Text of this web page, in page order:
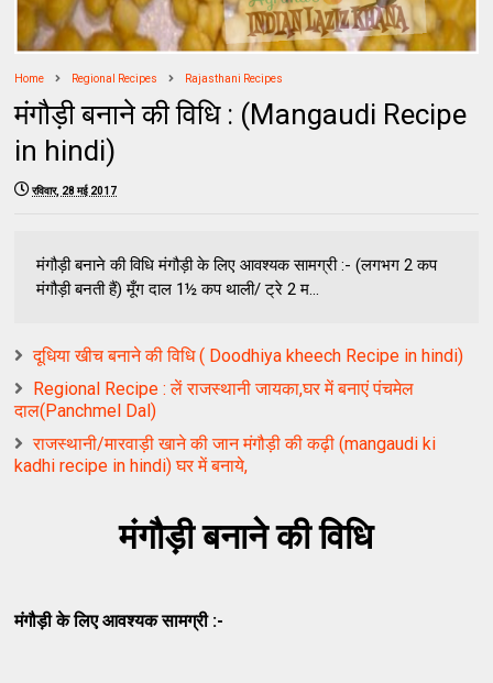
Home Regional Recipes Rajasthani Recipes
मंगौड़ी बनाने की विधि : (Mangaudi Recipe
in hindi)
रविवार, 28 मई 2017
मंगौड़ी बनाने की विधि मंगौड़ी के लिए आवश्यक सामग्री :- (लगभग 2 कप
मंगौड़ी बनती हैं) मूँग दाल 1½ कप थाली/ ट्रे 2 म...
दूधिया खीच बनाने की विधि ( Doodhiya kheech Recipe in hindi)
Regional Recipe : लें राजस्थानी जायका,घर में बनाएं पंचमेल
दाल(Panchmel Dal)
राजस्थानी/मारवाड़ी खाने की जान मंगौड़ी की कढ़ी (mangaudi ki
kadhi recipe in hindi) घर में बनाये,
मंगौड़ी बनाने की विधि
मंगौड़ी के लिए आवश्यक सामग्री :-